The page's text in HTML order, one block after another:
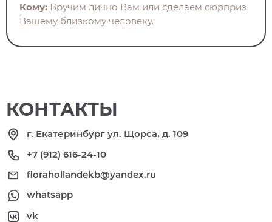
Кому: Вручим лично Вам или сделаем сюрприз
Вашему близкому человеку.
КОНТАКТЫ
г. Екатеринбург ул. Щорса, д. 109
+7 (912) 616-24-10
florahollandekb@yandex.ru
whatsapp
vk